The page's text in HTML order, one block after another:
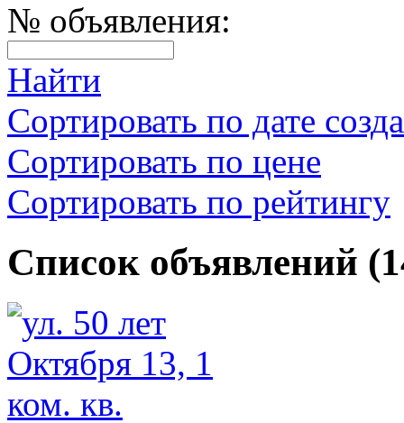
№ объявления:
Найти
Сортировать по дате
Сортировать по цене
Сортировать по рейтингу
Список объявлений